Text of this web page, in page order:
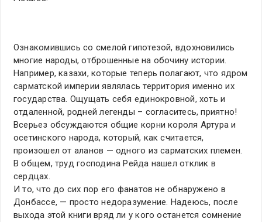
Ознакомившись со смелой гипотезой, вдохновились
многие народы, отброшенные на обочину истории.
Например, казахи, которые теперь полагают, что ядром
сарматской империи являлась территория именно их
государства. Ощущать себя единокровной, хоть и
отдаленной, родней легенды – согласитесь, приятно!
Всерьез обсуждаются общие корни короля Артура и
осетинского народа, который, как считается,
произошел от аланов — одного из сарматских племен.
В общем, труд господина Рейда нашел отклик в
сердцах.
И то, что до сих пор его фанатов не обнаружено в
Донбассе, — просто недоразумение. Надеюсь, после
выхода этой книги вряд ли у кого останется сомнение